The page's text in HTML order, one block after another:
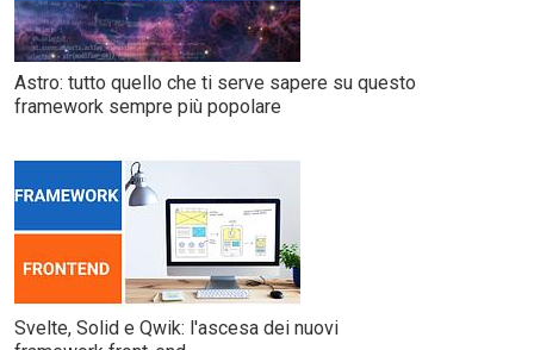
Astro: tutto quello che ti serve sapere su questo
framework sempre più popolare
Svelte, Solid e Qwik: l'ascesa dei nuovi